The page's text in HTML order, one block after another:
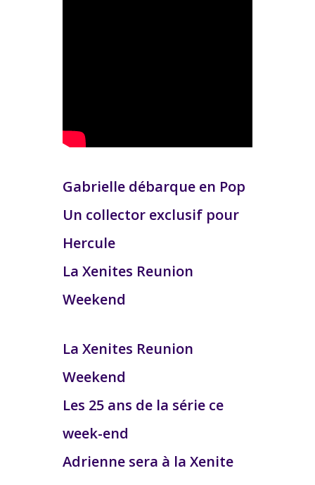
Gabrielle débarque en Pop
Un collector exclusif pour
Hercule
La Xenites Reunion
Weekend
La Xenites Reunion
Weekend
Les 25 ans de la série ce
week-end
Adrienne sera à la Xenite